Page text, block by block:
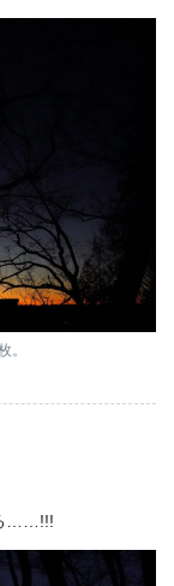
。
……!!!